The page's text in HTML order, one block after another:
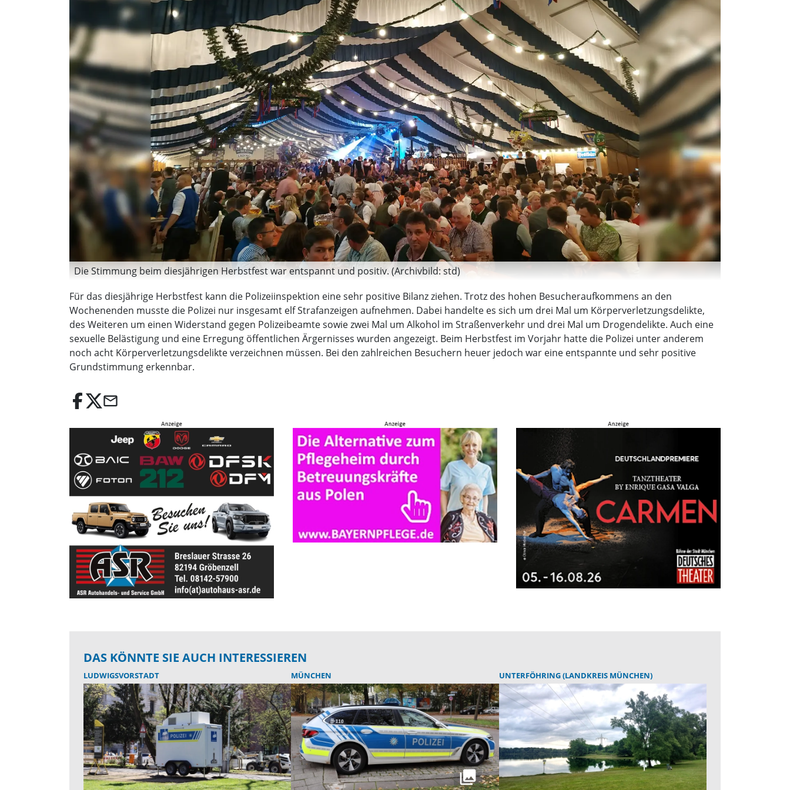
Die Stimmung beim diesjährigen Herbstfest war entspannt und positiv. (Archivbild: std)
Für das diesjährige Herbstfest kann die Polizeiinspektion eine sehr positive Bilanz ziehen. Trotz des hohen Besucheraufkommens an den
Wochenenden musste die Polizei nur insgesamt elf Strafanzeigen aufnehmen. Dabei handelte es sich um drei Mal um Körperverletzungsdelikte,
des Weiteren um einen Widerstand gegen Polizeibeamte sowie zwei Mal um Alkohol im Straßenverkehr und drei Mal um Drogendelikte. Auch eine
sexuelle Belästigung und eine Erregung öffentlichen Ärgernisses wurden angezeigt. Beim Herbstfest im Vorjahr hatte die Polizei unter anderem
noch acht Körperverletzungsdelikte verzeichnen müssen. Bei den zahlreichen Besuchern heuer jedoch war eine entspannte und sehr positive
Grundstimmung erkennbar.
email
DAS KÖNNTE SIE AUCH INTERESSIEREN
LUDWIGSVORSTADT MÜNCHEN UNTERFÖHRING (LANDKREIS MÜNCHEN)